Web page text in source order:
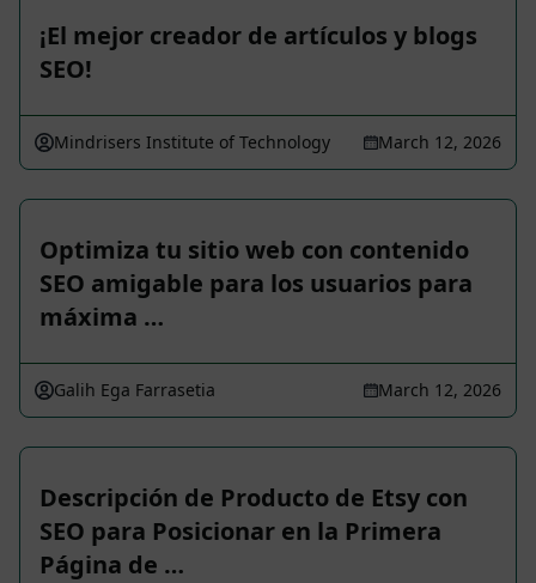
¡El mejor creador de artículos y blogs
SEO!
Mindrisers Institute of Technology March 12, 2026
Optimiza tu sitio web con contenido
SEO amigable para los usuarios para
máxima …
Galih Ega Farrasetia March 12, 2026
Descripción de Producto de Etsy con
SEO para Posicionar en la Primera
Página de …